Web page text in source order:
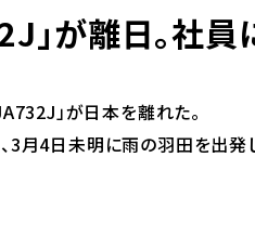
が離日。社員
」が日本を離れた。
4日未明に雨の羽田を出発し